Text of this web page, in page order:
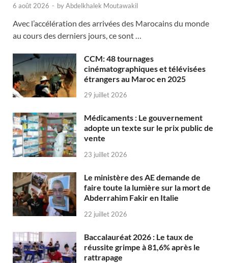
6 août 2026 - byAbdelkhalek Moutawakil
Avec l’accélération des arrivées des Marocains du monde
au cours des derniers jours, ce sont …
CCM: 48 tournages
cinématographiques et télévisées
étrangers au Maroc en 2025
29 juillet 2026
Médicaments : Le gouvernement
adopte un texte sur le prix public de
vente
23 juillet 2026
Le ministère des AE demande de
faire toute la lumière sur la mort de
Abderrahim Fakir en Italie
22 juillet 2026
Baccalauréat 2026 : Le taux de
réussite grimpe à 81,6% après le
rattrapage